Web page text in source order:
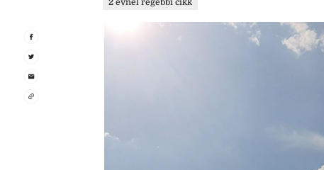
2 évnél régebbi cikk